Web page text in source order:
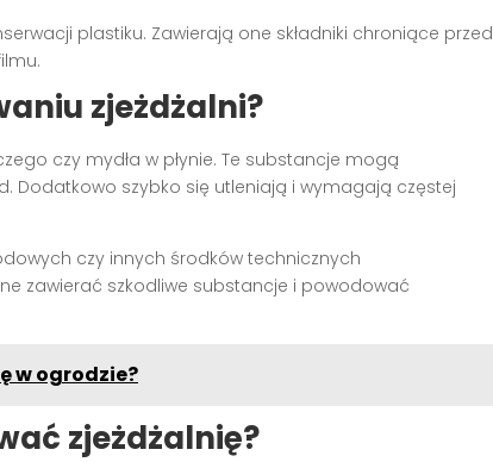
plastiku. Zawierają one składniki chroniące przed
zjeżdżalni?
czy mydła w płynie. Te substancje mogą
Dodatkowo szybko się utleniają i wymagają częstej
czy innych środków technicznych
zawierać szkodliwe substancje i powodować
w ogrodzie?
zjeżdżalnię?